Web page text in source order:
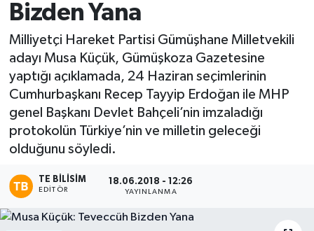
Bizden Yana
Milliyetçi Hareket Partisi Gümüşhane Milletvekili
adayı Musa Küçük, Gümüşkoza Gazetesine
yaptığı açıklamada, 24 Haziran seçimlerinin
Cumhurbaşkanı Recep Tayyip Erdoğan ile MHP
genel Başkanı Devlet Bahçeli’nin imzaladığı
protokolün Türkiye’nin ve milletin geleceği
olduğunu söyledi.
TE BILISIM
EDITÖR
18.06.2018 - 12:26
YAYINLANMA
Tüm Manşetler
Son Dakika Haberleri
Haber Arşivi